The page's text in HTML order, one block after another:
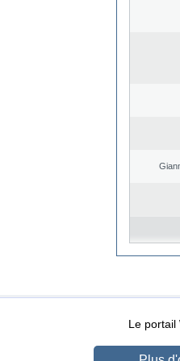
Conditions d’utilisation
Le portail